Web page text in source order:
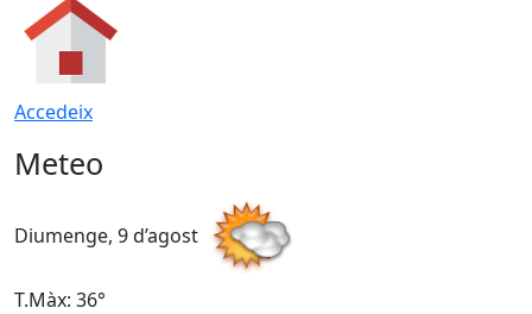
Accedeix
Meteo
Diumenge, 9 d’agost
T.Màx: 36°